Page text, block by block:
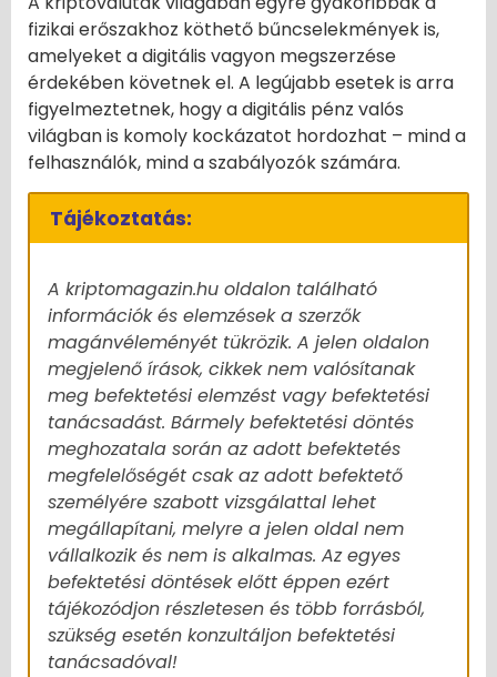
fizikai erőszakhoz köthető bűncselekmények is,
amelyeket a digitális vagyon megszerzése
érdekében követnek el. A legújabb esetek is arra
figyelmeztetnek, hogy a digitális pénz valós
világban is komoly kockázatot hordozhat – mind a
felhasználók, mind a szabályozók számára.
Tájékoztatás:
A kriptomagazin.hu oldalon található
információk és elemzések a szerzők
magánvéleményét tükrözik. A jelen oldalon
megjelenő írások, cikkek nem valósítanak
meg befektetési elemzést vagy befektetési
tanácsadást. Bármely befektetési döntés
meghozatala során az adott befektetés
megfelelőségét csak az adott befektető
személyére szabott vizsgálattal lehet
megállapítani, melyre a jelen oldal nem
vállalkozik és nem is alkalmas. Az egyes
befektetési döntések előtt éppen ezért
tájékozódjon részletesen és több forrásból,
szükség esetén konzultáljon befektetési
tanácsadóval!